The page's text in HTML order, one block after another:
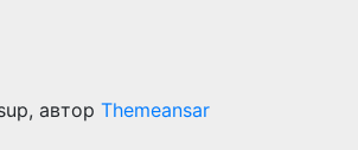
автор Themeansar